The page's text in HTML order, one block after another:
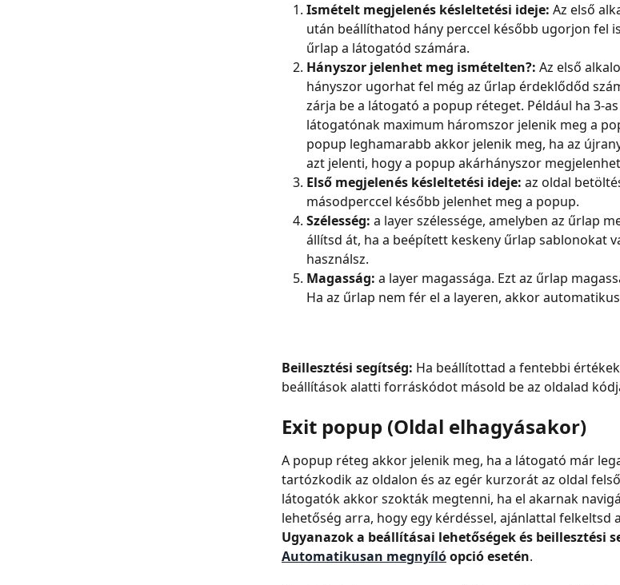
Ismételt megjelenés késleltetési ideje: Az első
után beállíthatod hány perccel később ugorjon fel
űrlap a látogatód számára.
Hányszor jelenhet meg ismételten?: Az első
hányszor ugorhat fel még az űrlap érdeklődőd
zárja be a látogató a popup réteget. Például ha 3-
látogatónak maximum háromszor jelenik meg a
popup leghamarabb akkor jelenik meg, ha az
azt jelenti, hogy a popup akárhányszor
Első megjelenés késleltetési ideje: az oldal
másodperccel később jelenhet meg a popup.
Szélesség: a layer szélessége, amelyben az űrlap
állítsd át, ha a beépített keskeny űrlap sablonokat
használsz.
Magasság: a layer magassága. Ezt az űrlap
Ha az űrlap nem fér el a layeren, akkor
Beillesztési segítség: Ha beállítottad a fentebbi
beállítások alatti forráskódot másold be az oldalad
Exit popup (Oldal elhagyásakor)
A popup réteg akkor jelenik meg, ha a látogató már
tartózkodik az oldalon és az egér kurzorát az oldal
látogatók akkor szokták megtenni, ha el akarnak
lehetőség arra, hogy egy kérdéssel, ajánlattal felkeltsd
Ugyanazok a beállításai lehetőségek és beillesztési
Automatikusan megnyíló opció esetén.